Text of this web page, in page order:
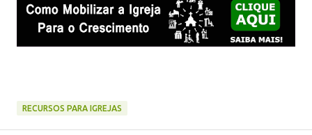
RECURSOS PARA IGREJAS